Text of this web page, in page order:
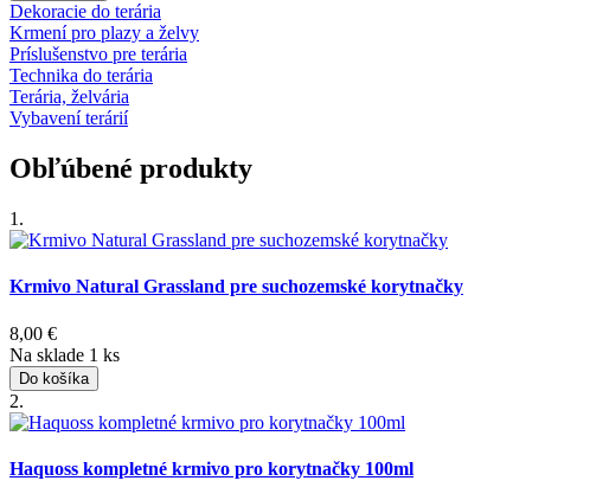
Dekoracie do terária
Krmení pro plazy a želvy
Príslušenstvo pre terária
Technika do terária
Terária, želvária
Vybavení terárií
Obľúbené produkty
1.
Krmivo Natural Grassland pre suchozemské korytnačky
8,00 €
Na sklade 1 ks
Do košíka
2.
Haquoss kompletné krmivo pro korytnačky 100ml